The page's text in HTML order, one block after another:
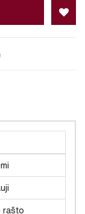
rašto